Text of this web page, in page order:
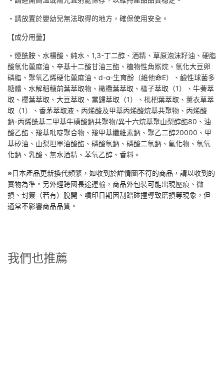
・請放置於嬰幼兒無法取得的地方，確保使用安全。
【成分用量】
・煙酰胺、水楊酸、純水、1,3-丁二醇、酒精、草原泡沫籽油、硬脂
酸氫化蓖麻油、辛基十二酸甘油三酯、植物性角鯊烷、氫化大豆卵
磷脂、聚氧乙烯硬化蓖麻油、d-α-生育酚（維他命E）、鹼性球菌多
糖體、水解稻穗前葉萃取物、橄欖葉萃取、橘子萃取（1）、牛蒡萃
取、櫻葉萃取、大豆萃取、當歸萃取（1）、枇杷葉萃取、薰衣草萃
取（1）、香茅萃取液、丙烯酸及甲基丙烯酸烷基共聚物、丙烯酸
鈉-丙烯酰基二甲基牛磺酸鈉共聚物/異十六烷基聚山梨醇酯80、油
酸乙酯、羧基吡啶聚合物、羧甲基纖維素鈉、聚乙二醇20000、甲
基矽油、山梨坦單油酸酯、磷酸氫鈉、磷酸二氫鈉、氟化物、氫氧
化鈉、乳酸、無水酒精、苯氧乙醇、香料。
※日本產品更新換代頻繁，如收到於詳情圖不符的商品，請以收到的
實物為準。另外經跨國長途運輸，商品外包裝可能出現壓痕、微
損、封簽（若有）脫開、噴印日期因刮蹭碰撞導致磨損等現象，但
通常不影響商品品質。
我們也推薦